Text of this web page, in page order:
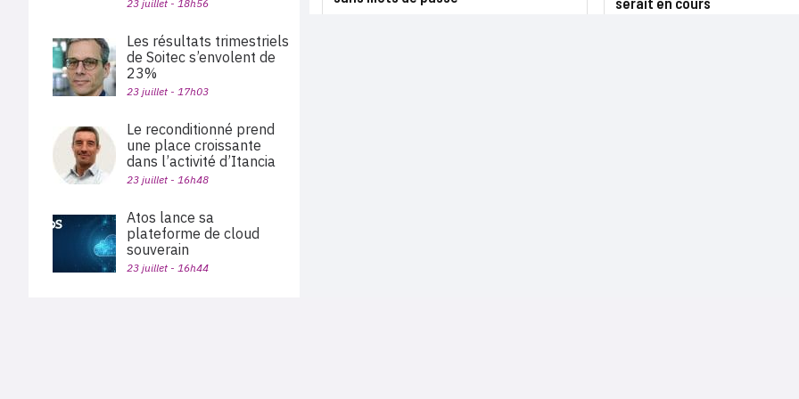
23 juillet - 18h56
Les résultats trimestriels
de Soitec s’envolent de
23%
23 juillet - 17h03
Le reconditionné prend
une place croissante
dans l’activité d’Itancia
23 juillet - 16h48
Atos lance sa
plateforme de cloud
souverain
23 juillet - 16h44